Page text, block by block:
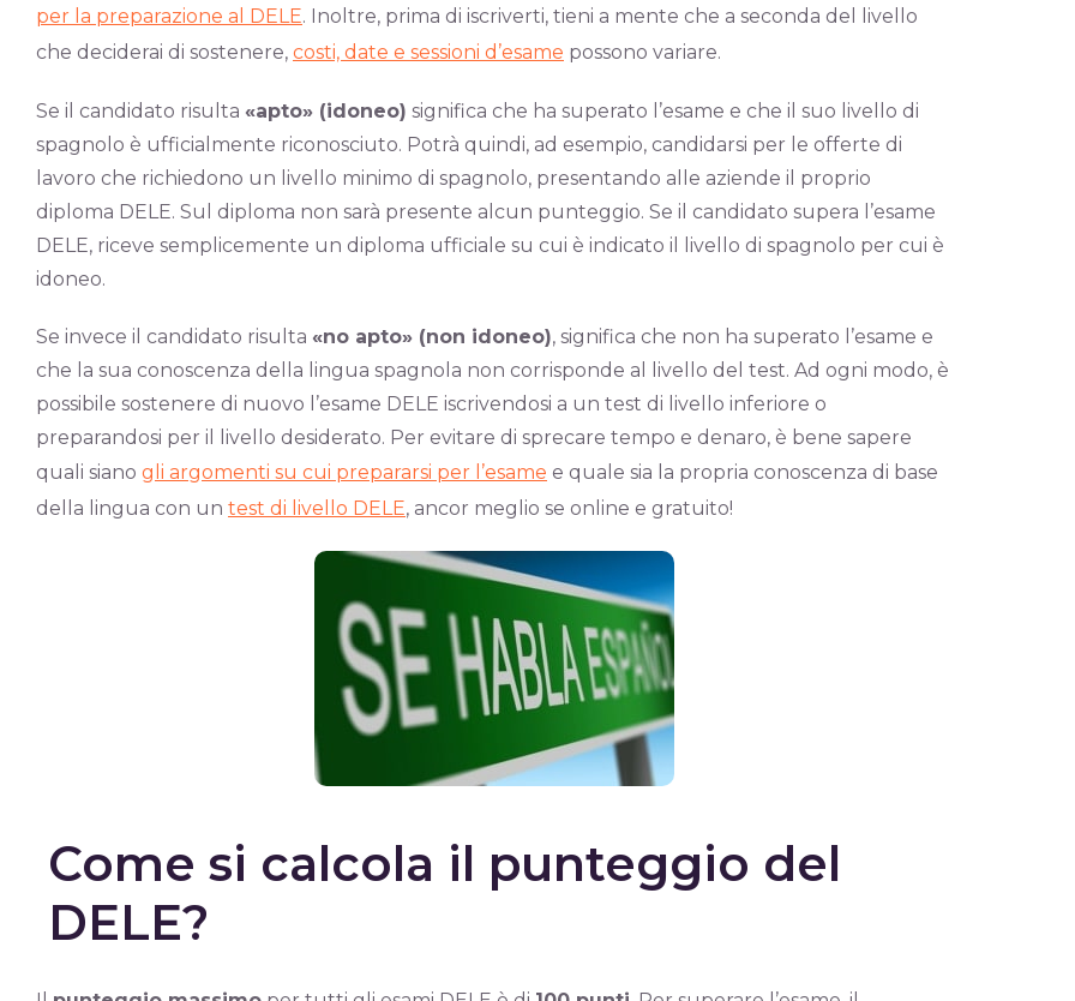
per la preparazione al DELE. Inoltre, prima di iscriverti, tieni a mente che a seconda del livello
che deciderai di sostenere, costi, date e sessioni d’esame possono variare.
Se il candidato risulta «apto» (idoneo) significa che ha superato l’esame e che il suo livello di
spagnolo è ufficialmente riconosciuto. Potrà quindi, ad esempio, candidarsi per le offerte di
lavoro che richiedono un livello minimo di spagnolo, presentando alle aziende il proprio
diploma DELE. Sul diploma non sarà presente alcun punteggio. Se il candidato supera l’esame
DELE, riceve semplicemente un diploma ufficiale su cui è indicato il livello di spagnolo per cui è
idoneo.
Se invece il candidato risulta «no apto» (non idoneo), significa che non ha superato l’esame e
che la sua conoscenza della lingua spagnola non corrisponde al livello del test. Ad ogni modo, è
possibile sostenere di nuovo l’esame DELE iscrivendosi a un test di livello inferiore o
preparandosi per il livello desiderato. Per evitare di sprecare tempo e denaro, è bene sapere
quali siano gli argomenti su cui prepararsi per l’esame e quale sia la propria conoscenza di base
della lingua con un test di livello DELE, ancor meglio se online e gratuito!
Come si calcola il punteggio del
DELE?